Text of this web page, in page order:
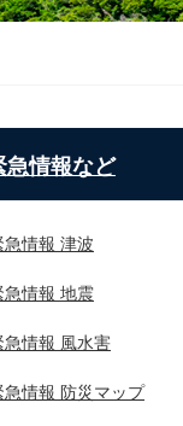
急情報など
情報 津波
急情報 地震
急情報 風水害
急情報 防災マップ